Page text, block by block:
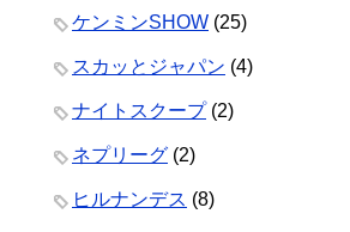
ケンミンSHOW (25)
スカッとジャパン (4)
ナイトスクープ(2)
ネプリーグ (2)
ヒルナンデス (8)